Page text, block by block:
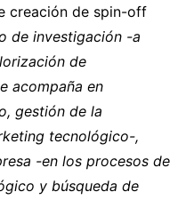
creación de spin-off
de investigación -a
de
acompaña en
gestión de la
tecnológico-,
-en los procesos de
y búsqueda de